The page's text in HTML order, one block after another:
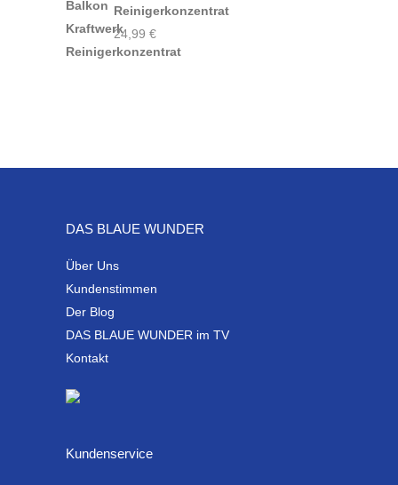
Reinigerkonzentrat
24,99 €
DAS BLAUE WUNDER
Über Uns
Kundenstimmen
Der Blog
DAS BLAUE WUNDER im TV
Kontakt
Kundenservice